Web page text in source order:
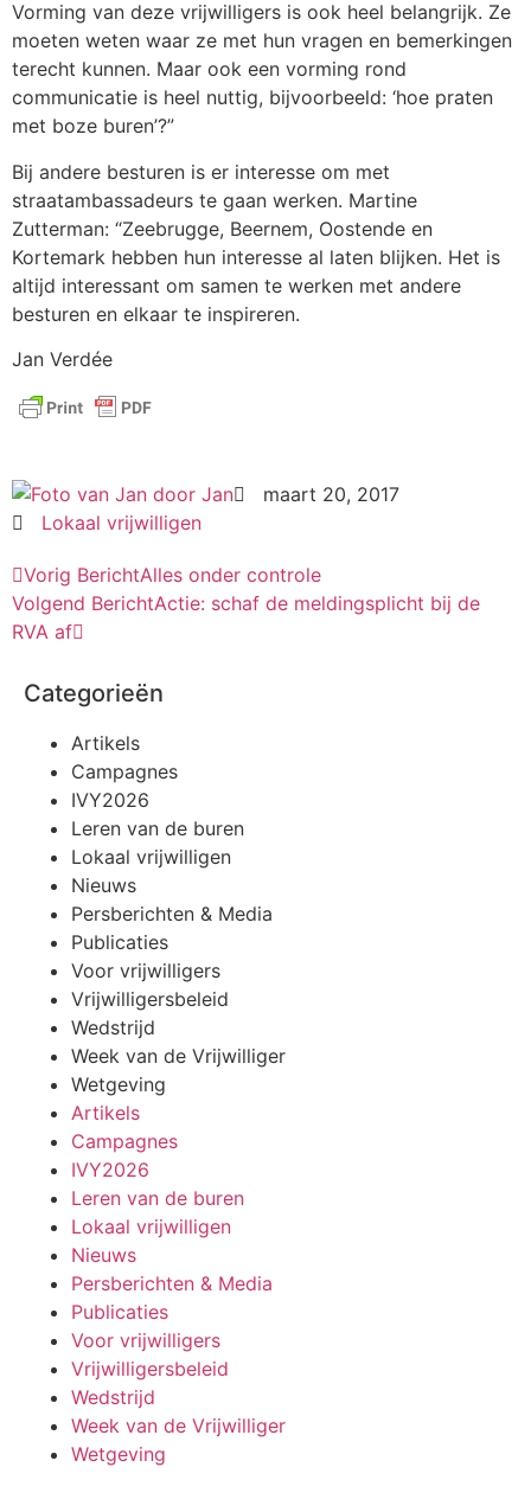
Vorming van deze vrijwilligers is ook heel belangrijk. Ze
moeten weten waar ze met hun vragen en bemerkingen
terecht kunnen. Maar ook een vorming rond
communicatie is heel nuttig, bijvoorbeeld: ‘hoe praten
met boze buren’?”
Bij andere besturen is er interesse om met
straatambassadeurs te gaan werken. Martine
Zutterman: “Zeebrugge, Beernem, Oostende en
Kortemark hebben hun interesse al laten blijken. Het is
altijd interessant om samen te werken met andere
besturen en elkaar te inspireren.
Jan Verdée
door Jan
maart 20, 2017
Lokaal vrijwilligen
Vorig BerichtAlles onder controle
Volgend BerichtActie: schaf de meldingsplicht bij de
RVA af
Categorieën
Artikels
Campagnes
IVY2026
Leren van de buren
Lokaal vrijwilligen
Nieuws
Persberichten & Media
Publicaties
Voor vrijwilligers
Vrijwilligersbeleid
Wedstrijd
Week van de Vrijwilliger
Wetgeving
Artikels
Campagnes
IVY2026
Leren van de buren
Lokaal vrijwilligen
Nieuws
Persberichten & Media
Publicaties
Voor vrijwilligers
Vrijwilligersbeleid
Wedstrijd
Week van de Vrijwilliger
Wetgeving